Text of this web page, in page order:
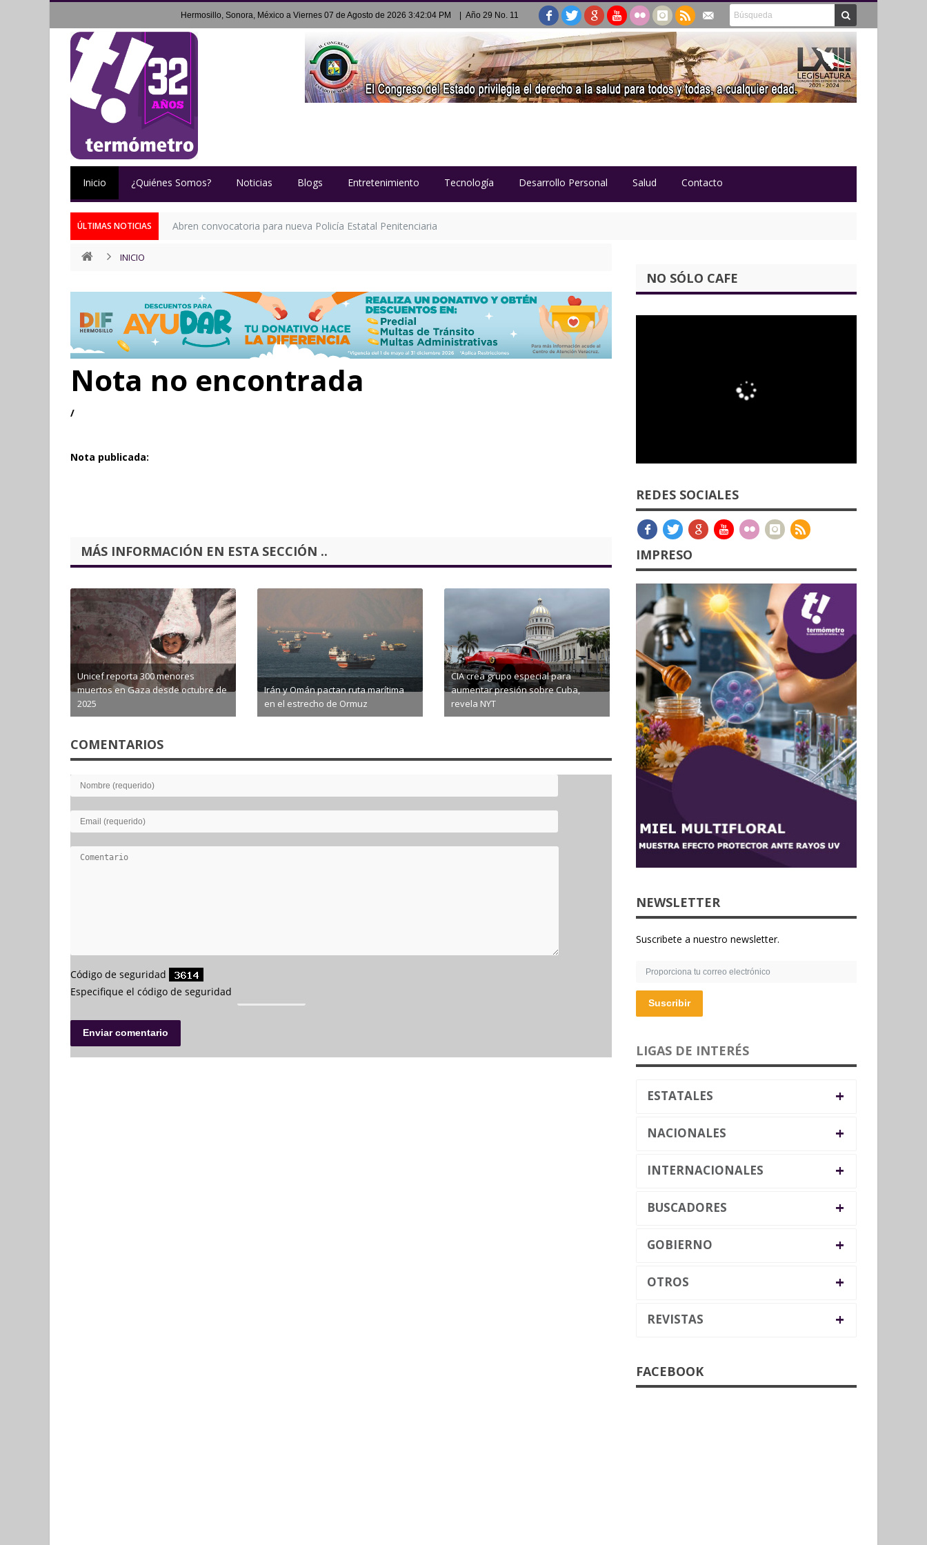
Hermosillo, Sonora, México a Viernes 07 de Agosto de 2026 3:42:04 PM | Año 29 No. 11
Inicio ¿Quiénes Somos? Noticias Blogs Entretenimiento Tecnología Desarrollo Personal Salud Contacto
ÚLTIMAS NOTICIAS Abren convocatoria para nueva Policía Estatal Penitenciaria
INICIO
Nota no encontrada
/
Nota publicada:
MÁS INFORMACIÓN EN ESTA SECCIÓN ..
Irán y Omán pactan ruta marítima
en el estrecho de Ormuz
CIA crea grupo especial para
aumentar presión sobre Cuba,
revela NYT
Inundaciones y calor extremo dejan
cientos de afectados en Asia y
Abdul El-Sayed perfila triunfo en
primarias demócratas al Senado en
2026-08-05
Petroleras obtienen ganancias
récord por guerra e incremento en
demanda energética
2026-08-05
COMENTARIOS
NO SÓLO CAFE
REDES SOCIALES
IMPRESO
NEWSLETTER
Suscribete a nuestro newsletter.
Suscribir
LIGAS DE INTERÉS
ESTATALES +
NACIONALES +
INTERNACIONALES +
BUSCADORES +
GOBIERNO +
OTROS +
REVISTAS +
FACEBOOK